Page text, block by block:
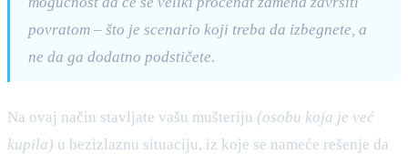
povratom – što je scenario koji treba da izbegnete, a
ne da ga dodatno podstičete.
Na ovaj način stavljate vašu mušteriju (osobu koja je već
kupila) u bezizlaznu situaciju, iz koje se nameće rešenje da